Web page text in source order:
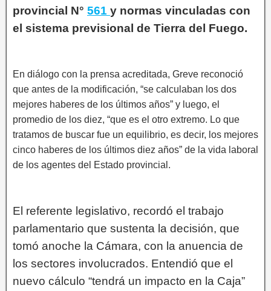
provincial N° 561 y normas vinculadas con
el sistema previsional de Tierra del Fuego.
En diálogo con la prensa acreditada, Greve reconoció
que antes de la modificación, “se calculaban los dos
mejores haberes de los últimos años” y luego, el
promedio de los diez, “que es el otro extremo. Lo que
tratamos de buscar fue un equilibrio, es decir, los mejores
cinco haberes de los últimos diez años” de la vida laboral
de los agentes del Estado provincial.
El referente legislativo, recordó el trabajo
parlamentario que sustenta la decisión, que
tomó anoche la Cámara, con la anuencia de
los sectores involucrados. Entendió que el
nuevo cálculo “tendrá un impacto en la Caja”